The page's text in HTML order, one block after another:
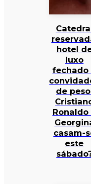
hotel
luxo
fechado
de
Ronaldo
casam-
este